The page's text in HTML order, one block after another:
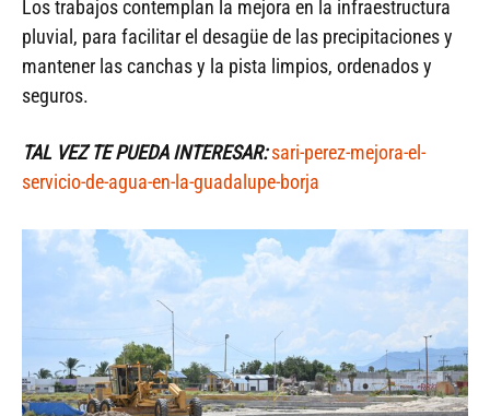
Los trabajos contemplan la mejora en la infraestructura
pluvial, para facilitar el desagüe de las precipitaciones y
mantener las canchas y la pista limpios, ordenados y
seguros.
TAL VEZ TE PUEDA INTERESAR: sari-perez-mejora-el-
servicio-de-agua-en-la-guadalupe-borja